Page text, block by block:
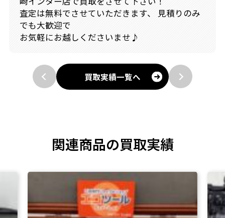
査定は無料でさせていただきます、 見積りのみ
でも大歓迎で
お気軽にお越しくださいませ♪
買取実績一覧へ
関連商品の買取実績